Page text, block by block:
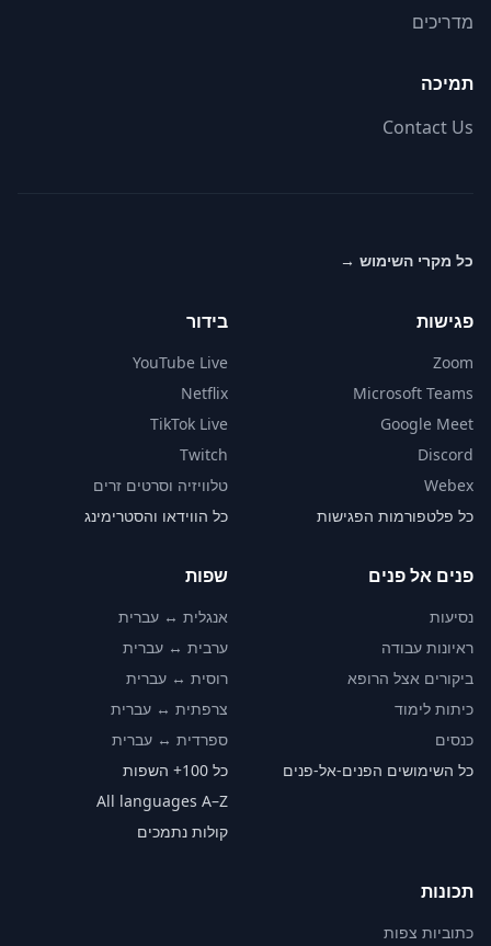
מדריכים
תמיכה
Contact Us
כל מקרי השימוש →
פגישות
Zoom
Microsoft Teams
Google Meet
Discord
Webex
כל פלטפורמות הפגישות
בידור
YouTube Live
Netflix
TikTok Live
Twitch
טלוויזיה וסרטים זרים
כל הווידאו והסטרימינג
פנים אל פנים
נסיעות
ראיונות עבודה
ביקורים אצל הרופא
כיתות לימוד
כנסים
כל השימושים הפנים-אל-פנים
שפות
אנגלית ↔ עברית
ערבית ↔ עברית
רוסית ↔ עברית
צרפתית ↔ עברית
ספרדית ↔ עברית
כל 100+ השפות
All languages A–Z
קולות נתמכים
תכונות
כתוביות צפות